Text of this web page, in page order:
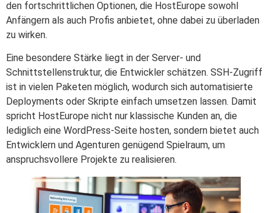
den fortschrittlichen Optionen, die HostEurope sowohl
Anfängern als auch Profis anbietet, ohne dabei zu überladen
zu wirken.
Eine besondere Stärke liegt in der Server- und
Schnittstellenstruktur, die Entwickler schätzen. SSH-Zugriff
ist in vielen Paketen möglich, wodurch sich automatisierte
Deployments oder Skripte einfach umsetzen lassen. Damit
spricht HostEurope nicht nur klassische Kunden an, die
lediglich eine WordPress-Seite hosten, sondern bietet auch
Entwicklern und Agenturen genügend Spielraum, um
anspruchsvollere Projekte zu realisieren.